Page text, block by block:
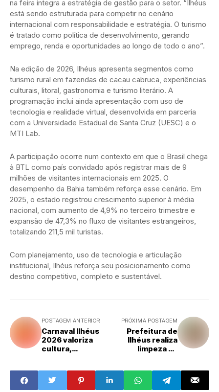
na feira integra a estratégia de gestão para o setor. “Ilhéus
está sendo estruturada para competir no cenário
internacional com responsabilidade e estratégia. O turismo
é tratado como política de desenvolvimento, gerando
emprego, renda e oportunidades ao longo de todo o ano”.
Na edição de 2026, Ilhéus apresenta segmentos como
turismo rural em fazendas de cacau cabruca, experiências
culturais, litoral, gastronomia e turismo literário. A
programação inclui ainda apresentação com uso de
tecnologia e realidade virtual, desenvolvida em parceria
com a Universidade Estadual de Santa Cruz (UESC) e o
MTI Lab.
A participação ocorre num contexto em que o Brasil chega
à BTL como país convidado após registrar mais de 9
milhões de visitantes internacionais em 2025. O
desempenho da Bahia também reforça esse cenário. Em
2025, o estado registrou crescimento superior à média
nacional, com aumento de 4,9% no terceiro trimestre e
expansão de 47,3% no fluxo de visitantes estrangeiros,
totalizando 211,5 mil turistas.
Com planejamento, uso de tecnologia e articulação
institucional, Ilhéus reforça seu posicionamento como
destino competitivo, completo e sustentável.
POSTAGEM ANTERIOR
Carnaval Ilhéus
2026 valoriza
cultura,
nos bairros
PRÓXIMA POSTAGEM
Prefeitura de
Ilhéus realiza
limpeza da
Encantada